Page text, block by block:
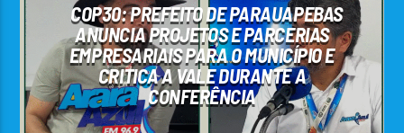
COP30: PREFEITO DE PARAUAPEBAS
ANUNCIA PROJETOS E PARCERIAS
EMPRESARIAIS PARA O MUNICÍPIO E
CRITICA A VALE DURANTE A
CONFERÊNCIA